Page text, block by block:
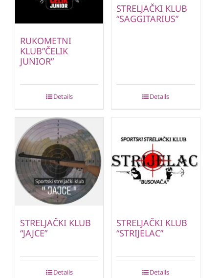
RUKOMETNI
KLUB”ČELIK
JUNIOR”
Details
STRELJAČKI KLUB
“SAGGITARIUS”
Details
STRELJAČKI KLUB
“JAJCE”
Details
STRELJAČKI KLUB
“STRIJELAC”
Details